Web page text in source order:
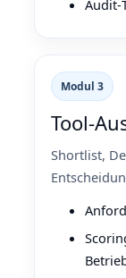
Modul 3
Shortlist,